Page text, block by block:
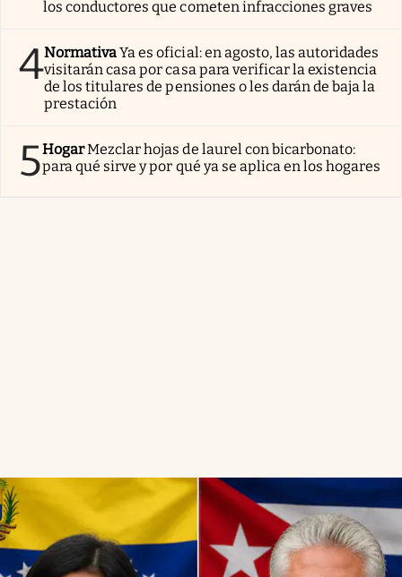
los conductores que cometen infracciones graves
4NormativaYa es oficial: en agosto, las autoridades
visitarán casa por casa para verificar la existencia
de los titulares de pensiones o les darán de baja la
prestación
5HogarMezclar hojas de laurel con bicarbonato:
para qué sirve y por qué ya se aplica en los hogares